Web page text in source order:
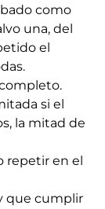
como
una, del
el
si el
la mitad de
repetir en el
que cumplir